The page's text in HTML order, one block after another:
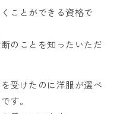
ことができる資格で
のことを知ったいただ
受けたのに洋服が選べ
す。